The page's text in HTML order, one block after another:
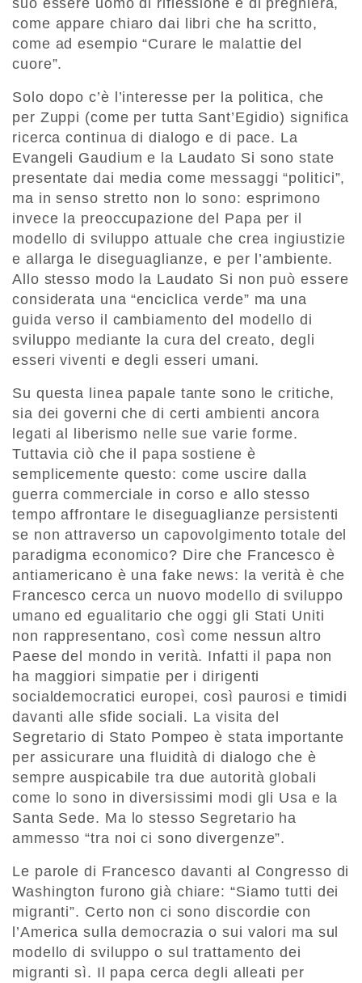
come appare chiaro dai libri che ha scritto,
come ad esempio “Curare le malattie del
cuore”.
Solo dopo c’è l’interesse per la politica, che
per Zuppi (come per tutta Sant’Egidio) significa
ricerca continua di dialogo e di pace. La
Evangeli Gaudium e la Laudato Si sono state
presentate dai media come messaggi “politici”,
ma in senso stretto non lo sono: esprimono
invece la preoccupazione del Papa per il
modello di sviluppo attuale che crea ingiustizie
e allarga le diseguaglianze, e per l’ambiente.
Allo stesso modo la Laudato Si non può essere
considerata una “enciclica verde” ma una
guida verso il cambiamento del modello di
sviluppo mediante la cura del creato, degli
esseri viventi e degli esseri umani.
Su questa linea papale tante sono le critiche,
sia dei governi che di certi ambienti ancora
legati al liberismo nelle sue varie forme.
Tuttavia ciò che il papa sostiene è
semplicemente questo: come uscire dalla
guerra commerciale in corso e allo stesso
tempo affrontare le diseguaglianze persistenti
se non attraverso un capovolgimento totale del
paradigma economico? Dire che Francesco è
antiamericano è una fake news: la verità è che
Francesco cerca un nuovo modello di sviluppo
umano ed egualitario che oggi gli Stati Uniti
non rappresentano, così come nessun altro
Paese del mondo in verità. Infatti il papa non
ha maggiori simpatie per i dirigenti
socialdemocratici europei, così paurosi e timidi
davanti alle sfide sociali. La visita del
Segretario di Stato Pompeo è stata importante
per assicurare una fluidità di dialogo che è
sempre auspicabile tra due autorità globali
come lo sono in diversissimi modi gli Usa e la
Santa Sede. Ma lo stesso Segretario ha
ammesso “tra noi ci sono divergenze”.
Le parole di Francesco davanti al Congresso di
Washington furono già chiare: “Siamo tutti dei
migranti”. Certo non ci sono discordie con
l’America sulla democrazia o sui valori ma sul
modello di sviluppo o sul trattamento dei
migranti sì. Il papa cerca degli alleati per